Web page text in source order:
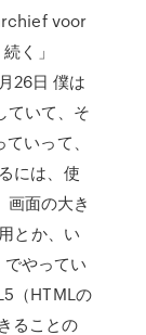
voor
く」
26日 僕は
ていて、そ
いって、
には、使
画面の大き
とか、い
やってい
（HTMLの
ることの